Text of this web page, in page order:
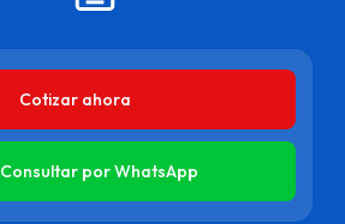
Cotizar ahora
Consultar por WhatsApp